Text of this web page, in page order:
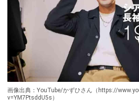
画像出典：YouTube/かずひさん（https://
v=YM7PtsddU5s）